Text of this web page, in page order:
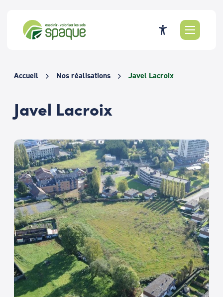
contenu
Accueil Nos réalisations Javel Lacroix
Javel Lacroix